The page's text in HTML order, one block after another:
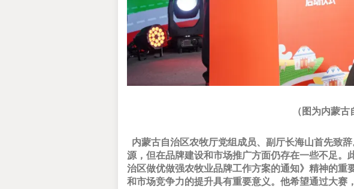
（图为内蒙
内蒙古自治区农牧厅党组成员、副厅长海山首先致
源，但在品牌建设和市场推广方面仍存在一些不足。
治区做优做强农牧业品牌工作方案的通知》精神的
和市场竞争力的提升具有重要意义。他希望通过大